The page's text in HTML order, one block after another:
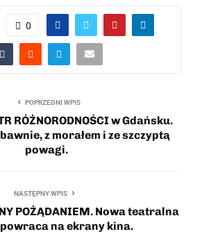
0
POPRZEDNI WPIS
RÓŻNORODNOŚCI w Gdańsku.
z morałem i ze szczyptą
powagi.
NASTĘPNY WPIS
POŻĄDANIEM. Nowa teatralna
na ekrany kina.